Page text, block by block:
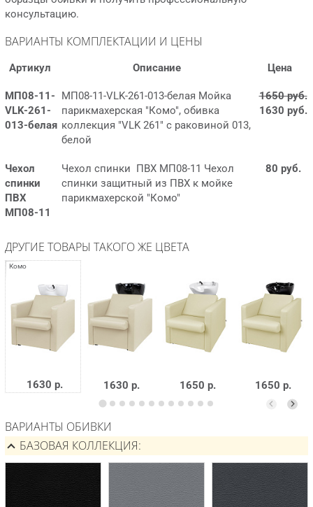
консультацию.
ВАРИАНТЫ КОМПЛЕКТАЦИИ И ЦЕНЫ
Артикул Описание Цена
МП08-11-
VLK-261-
013-белая
МП08-11-VLK-261-013-белая Мойка
парикмахерская "Комо", обивка
коллекция "VLK 261" с раковиной 013,
белой
1650 руб.
1630 руб.
Чехол
спинки
ПВХ
МП08-11
Чехол спинки ПВХ МП08-11 Чехол
спинки защитный из ПВХ к мойке
парикмахерской "Комо"
80 руб.
ДРУГИЕ ТОВАРЫ ТАКОГО ЖЕ ЦВЕТА
1630 р. 1630 р. 1650 р. 1650 р.
ВАРИАНТЫ ОБИВКИ
БАЗОВАЯ КОЛЛЕКЦИЯ